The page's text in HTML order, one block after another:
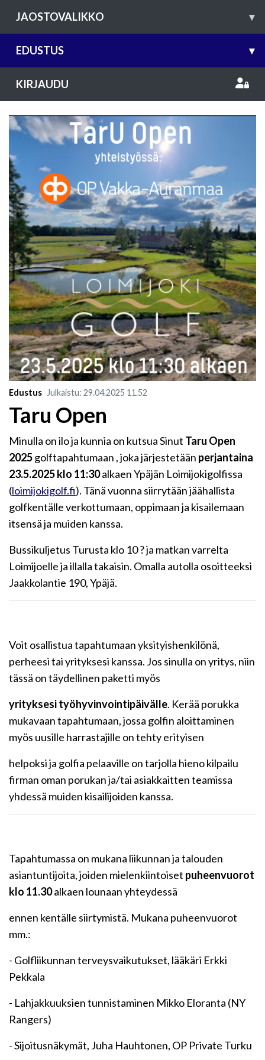
JAOSTOVALIKKO ▾
EDUSTUS ▾
KIRJAUDU
Edustus Julkaistu: 29.04.2025 11.52
Taru Open
Minulla on ilo ja kunnia on kutsua Sinut Taru Open
2025golftapahtumaan , joka järjestetään perjantaina
23.5.2025 klo 11:30alkaen Ypäjän Loimijokigolfissa
(loimijokigolf.fi). Tänä vuonna siirrytään jäähallista
golfkentälle verkottumaan, oppimaan ja kisailemaan
itsensä ja muiden kanssa.
Bussikuljetus Turusta klo 10 ? ja matkan varrelta
Loimijoelle ja illalla takaisin. Omalla autolla osoitteeksi
Jaakkolantie 190, Ypäjä.
Voit osallistua tapahtumaan yksityishenkilönä,
perheesi tai yrityksesi kanssa. Jos sinulla on yritys, niin
tässä on täydellinen paketti myös
yrityksesi työhyvinvointipäivälle. Kerää porukka
mukavaan tapahtumaan, jossa golfin aloittaminen
myös uusille harrastajille on tehty erityisen
helpoksi ja golfia pelaaville on tarjolla hieno kilpailu
firman oman porukan ja/tai asiakkaitten teamissa
yhdessä muiden kisailijoiden kanssa.
Tapahtumassa on mukana liikunnan ja talouden
asiantuntijoita, joiden mielenkiintoiset puheenvuorot
klo 11.30alkaen lounaan yhteydessä
ennen kentälle siirtymistä. Mukana puheenvuorot
mm.:
- Golfliikunnan terveysvaikutukset, lääkäri Erkki
Pekkala
- Lahjakkuuksien tunnistaminen Mikko Eloranta (NY
Rangers)
- Sijoitusnäkymät, Juha Hauhtonen, OP Private Turku